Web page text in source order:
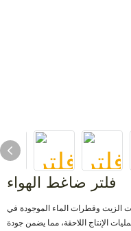
فلتر ضاغط الهواء
الزيت وقطرات الماء الموجودة في
الإنتاج اللاحقة، مما يضمن جودة